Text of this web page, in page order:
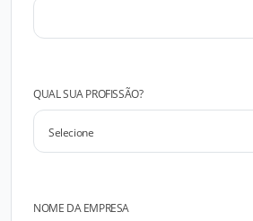
QUAL SUA PROFISSÃO?
NOME DA EMPRESA